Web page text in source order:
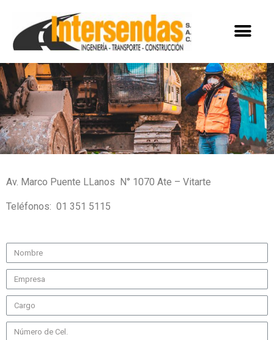
Av. Marco Puente LLanos N° 1070 Ate – Vitarte
Teléfonos: 01 351 5115